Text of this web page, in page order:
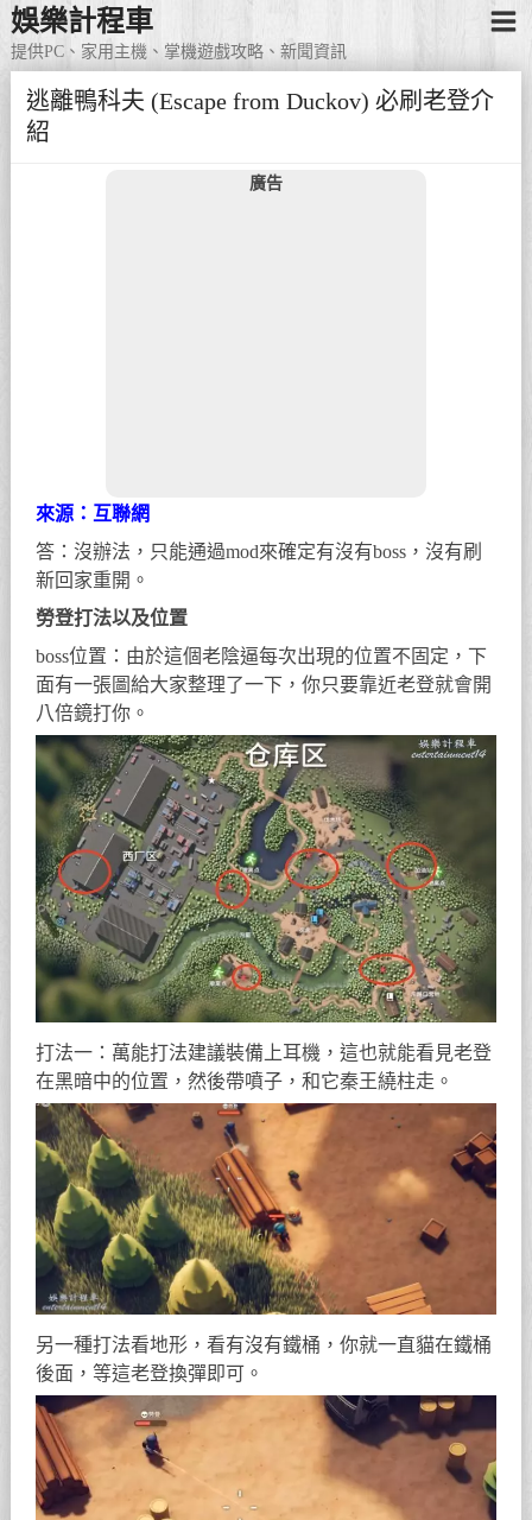
娛樂計程車
提供PC、家用主機、掌機遊戲攻略、新聞資訊
逃離鴨科夫 (Escape from Duckov) 必刷老登介
紹
廣告
來源：互聯網
答：沒辦法，只能通過mod來確定有沒有boss，沒有刷
新回家重開。
勞登打法以及位置
boss位置：由於這個老陰逼每次出現的位置不固定，下
面有一張圖給大家整理了一下，你只要靠近老登就會開
八倍鏡打你。
打法一：萬能打法建議裝備上耳機，這也就能看見老登
在黑暗中的位置，然後帶噴子，和它秦王繞柱走。
另一種打法看地形，看有沒有鐵桶，你就一直貓在鐵桶
後面，等這老登換彈即可。